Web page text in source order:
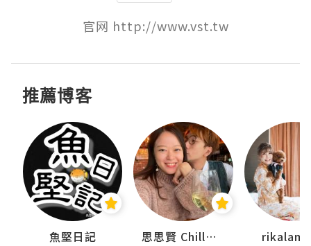
官网 http://www.vst.tw
推薦博客
魚堅日記 思思賢 ChillMyBabe